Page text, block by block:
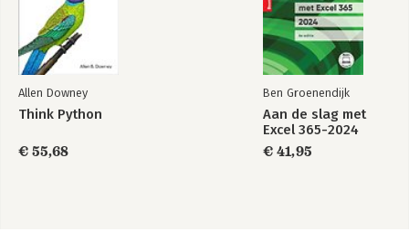
Allen Downey
Think Python
€ 55,68
Ben Groenendijk
Aan de slag met
Excel 365-2024
€ 41,95